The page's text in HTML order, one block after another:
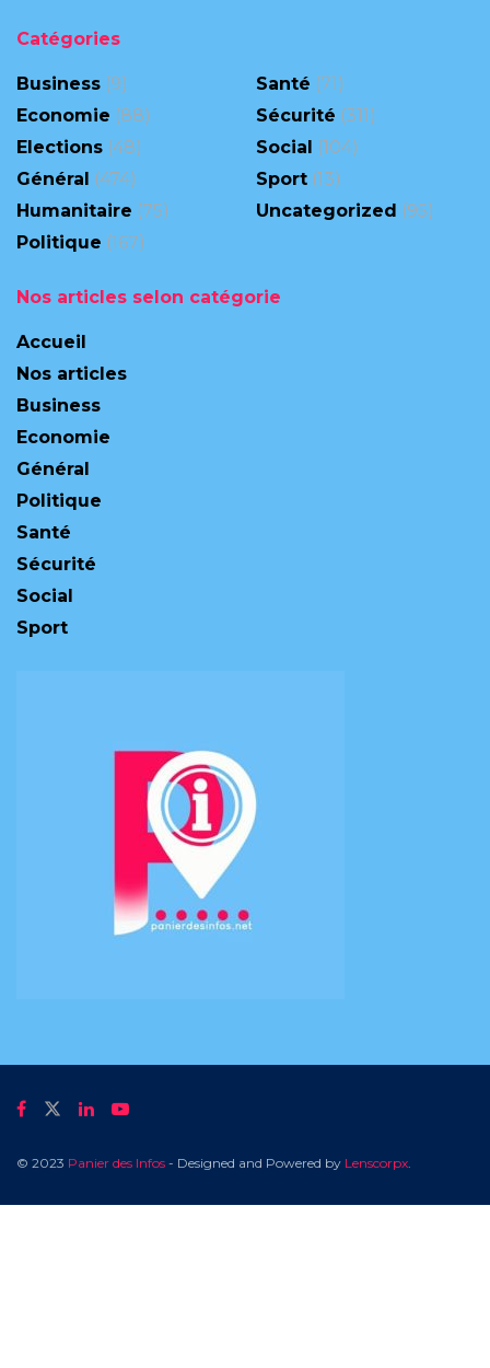
Catégories
Business (9)
Economie (88)
Elections (48)
Général (474)
Humanitaire (75)
Politique (167)
Santé (71)
Sécurité (311)
Social (104)
Sport (13)
Uncategorized (95)
Nos articles selon catégorie
Accueil
Nos articles
Business
Economie
Général
Politique
Santé
Sécurité
Social
Sport
© 2023 Panier des Infos - Designed and Powered by Lenscorpx